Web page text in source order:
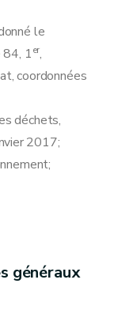
le
1er,
coordonnées
déchets,
2017;
généraux